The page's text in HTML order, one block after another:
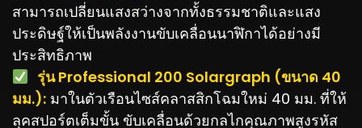
สามารถเปลี่ยนแสงสว่างจากทั้งธรรมชาติและแสง
ประดิษฐ์ให้เป็นพลังงานขับเคลื่อนนาฬิกาได้อย่างมี
ประสิทธิภาพ
รุ่น Professional 200 Solargraph (ขนาด 40
มม.): มาในตัวเรือนไซส์คลาสสิกโฉมใหม่ 40 มม. ที่ให้
ลุคสปอร์ตเต็มขั้น ขับเคลื่อนด้วยกลไกคุณภาพสูงรหัส